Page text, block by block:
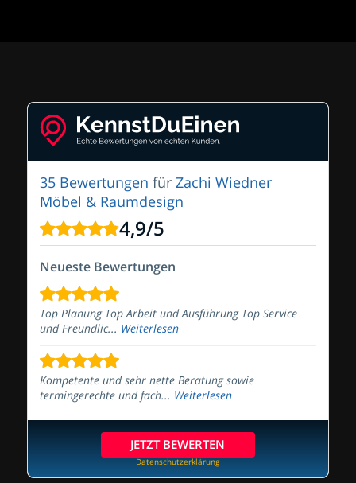
35 Bewertungen für Zachi Wiedner
Möbel & Raumdesign
4,9/5
Neueste Bewertungen
Top Planung Top Arbeit und Ausführung Top Service
und Freundlic... Weiterlesen
Kompetente und sehr nette Beratung sowie
termingerechte und fach... Weiterlesen
JETZT BEWERTEN
Datenschutzerklärung